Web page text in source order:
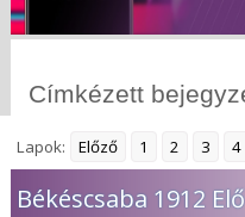
Címkézett
Lapok: Előző 1 2 3 4
Békéscsaba 1912